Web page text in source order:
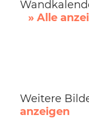
» Alle
Weitere
anzeigen